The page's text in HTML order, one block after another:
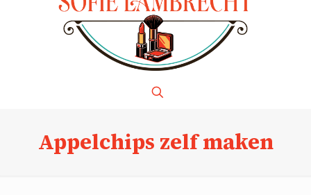
Appelchips zelf maken